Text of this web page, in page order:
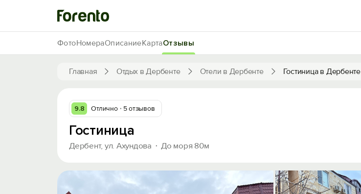
Главная Отдых в Дербенте Отели в Дербенте Гостиница в Дербенте
ФотоНомераОписаниеКартаОтзывы
9.8 Отлично 5 отзывов
Гостиница
Дербент, ул. Ахундова До моря 80м